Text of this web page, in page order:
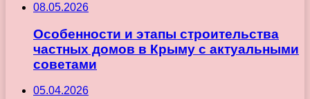
08.05.2026
Особенности и этапы строительства
частных домов в Крыму с актуальными
советами
05.04.2026